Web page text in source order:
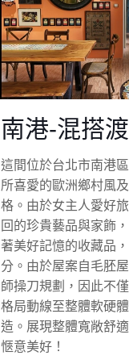
南港-混搭
這間位於台北市南港
所喜愛的歐洲鄉村風
格。由於女主人愛好
回的珍貴藝品與家飾
著美好記憶的收藏品
分。由於屋案自毛胚
師操刀規劃，因此不
格局動線至整體軟硬
造。展現整體寬敞舒
愜意美好！